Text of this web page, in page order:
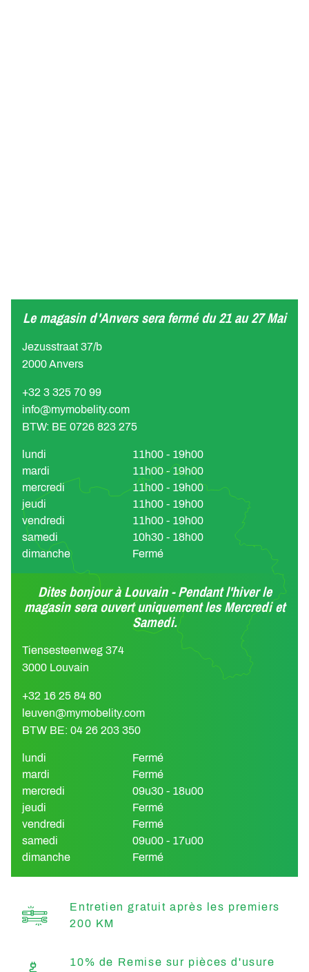
Le magasin d'Anvers sera fermé du 21 au 27 Mai
Jezusstraat 37/b
2000 Anvers
+32 3 325 70 99
info@mymobelity.com
BTW: BE 0726 823 275
lundi
11h00 - 19h00
mardi
11h00 - 19h00
mercredi
11h00 - 19h00
jeudi
11h00 - 19h00
vendredi
11h00 - 19h00
samedi
10h30 - 18h00
dimanche
Fermé
Dites bonjour à Louvain - Pendant l'hiver le
magasin sera ouvert uniquement les Mercredi et
Samedi.
Tiensesteenweg 374
3000 Louvain
+32 16 25 84 80
leuven@mymobelity.com
BTW BE: 04 26 203 350
lundi
Fermé
mardi
Fermé
mercredi
09u30 - 18u00
jeudi
Fermé
vendredi
Fermé
samedi
09u00 - 17u00
dimanche
Fermé
Entretien gratuit après les premiers
200 KM
10% de Remise sur pièces d'usure